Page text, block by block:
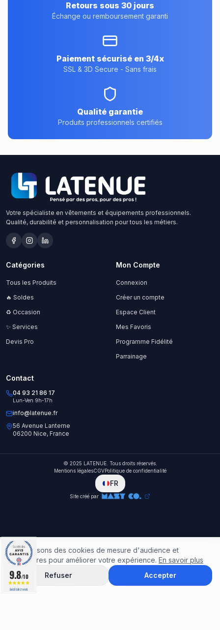
Nous utilisons des cookies de mesure d'audience et
publicitaires pour améliorer votre expérience. En savoir plus
Refuser
Accepter
Retours sous 30 jours
Échange ou remboursement garanti
Paiement sécurisé en 3/4x
SSL & 3D Secure - Sans frais
Qualité garantie
Produits professionnels certifiés
Votre spécialiste en vêtements et équipements professionnels.
Qualité, durabilité et personnalisation pour tous les métiers.
Catégories
Tous les Produits
🔥 Soldes
♻️ Occasion
✨ Services
Devis Pro
Mon Compte
Connexion
Créer un compte
Espace Client
Mes Favoris
Programme Fidélité
Parrainage
Contact
04 93 21 86 17
Lun-Ven 9h-17h
info@latenue.fr
56 Avenue Lanterne
06200 Nice, France
© 2025 LATENUE. Tous droits réservés.
Mentions légalesCGVPolitique de confidentialité
FR
Site créé par
Accueil Rechercher Favoris Panier
9.8/10
BASÉ SUR 21 AVIS
9.8/10
BASÉ SUR 21 AVIS